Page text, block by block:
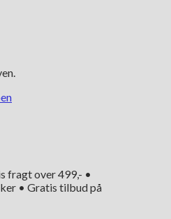
fragt over 499,- •
• Gratis tilbud på